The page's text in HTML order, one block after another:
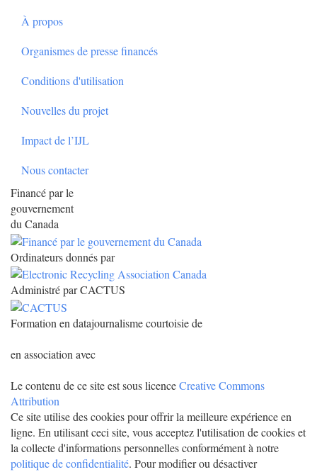
À propos
Organismes de presse financés
Conditions d'utilisation
Nouvelles du projet
Impact de l’IJL
Nous contacter
Financé par le
gouvernement
du Canada
Ordinateurs donnés par
Administré par CACTUS
Formation en datajournalisme courtoisie de
en association avec
Le contenu de ce site est sous licenceCreative Commons
Attribution
Ce site utilise des cookies pour offrir la meilleure expérience en
ligne. En utilisant ceci site, vous acceptez l'utilisation de cookies et
la collecte d'informations personnelles conformément à notre
politique de confidentialité. Pour modifier ou désactiver